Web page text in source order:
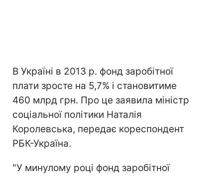
В Україні в 2013 р. фонд заробітної
плати зросте на 5,7% і становитиме
460 млрд грн. Про це заявила міністр
соціальної політики Наталія
Королевська, передає кореспондент
РБК-Україна.
"У минулому році фонд заробітної